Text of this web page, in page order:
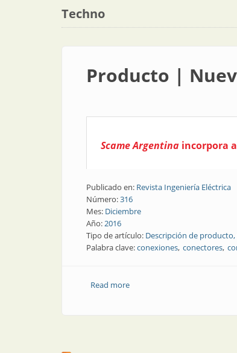
Techno
Producto |
Scame Argentinaincorpora a
Publicado en: Revista Ingeniería Eléctrica
Número:316
Mes: Diciembre
Año:2016
Tipo de artículo: Descripción de
Palabra clave:conexiones conectores
Read moreabout Producto | Nuevos